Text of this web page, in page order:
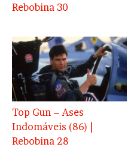
Rebobina 30
Top Gun – Ases
Indomáveis (86) |
Rebobina 28